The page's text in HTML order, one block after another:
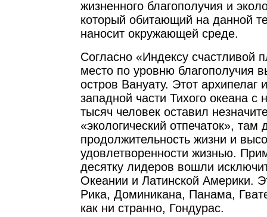
жизненного благополучия и
который обитающий на данной
наносит окружающей среде.
Согласно «Индексу счастливой
место по уровню благополучия
остров Вануату. Этот архипелаг
западной части Тихого океана с
тысяч человек оставил
«экологический отпечаток»,
продолжительность жизни и
удовлетворенности жизнью.
десятку лидеров вошли
Океании и Латинской Америки.
Рика, Доминикана, Панама,
как ни странно, Гондурас.